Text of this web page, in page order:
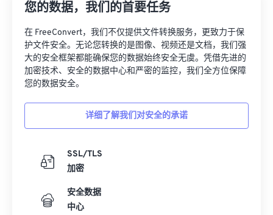
您的数据，我们的首要任务
在 FreeConvert，我们不仅提供文件转换服务，更致力于保
护文件安全。无论您转换的是图像、视频还是文档，我们强
大的安全框架都能确保您的数据始终安全无虞。凭借先进的
加密技术、安全的数据中心和严密的监控，我们全方位保障
您的数据安全。
详细了解我们对安全的承诺
SSL/TLS
加密
安全数据
中心